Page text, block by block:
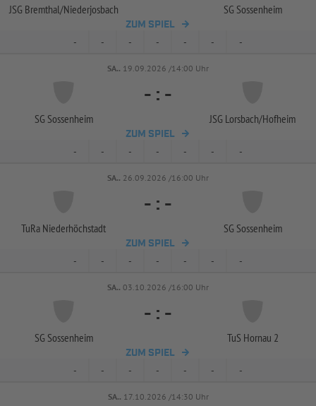
JSG Bremthal/Niederjosbach SG Sossenheim
ZUM SPIEL
- - - - - - -
SA.. 19.09.2026 /14:00 Uhr
SG Sossenheim
- : -
JSG Lorsbach/Hofheim
ZUM SPIEL
- - - - - - -
SA.. 26.09.2026 /16:00 Uhr
TuRa Niederhöchstadt
- : -
SG Sossenheim
ZUM SPIEL
- - - - - - -
SA.. 03.10.2026 /16:00 Uhr
SG Sossenheim
- : -
TuS Hornau 2
ZUM SPIEL
- - - - - - -
SA.. 17.10.2026 /14:30 Uhr